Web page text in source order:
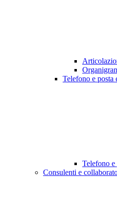
Telefono e posta
Telefono e
Consulenti e